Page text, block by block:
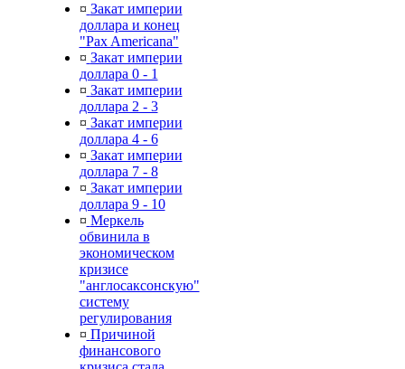
¤ Закат империи
доллара и конец
"Pax Americana"
¤ Закат империи
доллара 0 - 1
¤ Закат империи
доллара 2 - 3
¤ Закат империи
доллара 4 - 6
¤ Закат империи
доллара 7 - 8
¤ Закат империи
доллара 9 - 10
¤ Меркель
обвинила в
экономическом
кризисе
"англосаксонскую"
систему
регулирования
¤ Причиной
финансового